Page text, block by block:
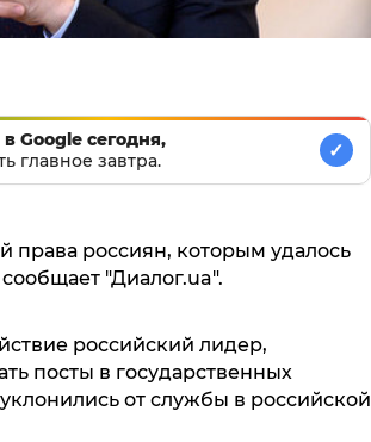
Google сегодня,
главное завтра.
✓
права россиян, которым удалось
"Диалог.ua".
российский лидер,
посты в государственных
от службы в российской